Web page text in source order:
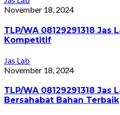
November 18, 2024
TLP/WA 08129291318 Jas
Kompetitif
Jas Lab
November 18, 2024
TLP/WA 08129291318 Jas
Bersahabat Bahan Terbaik